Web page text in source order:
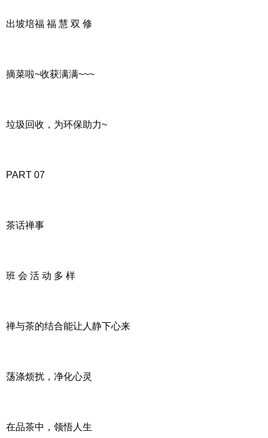
出坡培福 福 慧 双 修
摘菜啦~收获满满~~~
垃圾回收，为环保助力~
PART 07
茶话禅事
班 会 活 动 多 样
禅与茶的结合能让人静下心来
荡涤烦扰，净化心灵
在品茶中，领悟人生